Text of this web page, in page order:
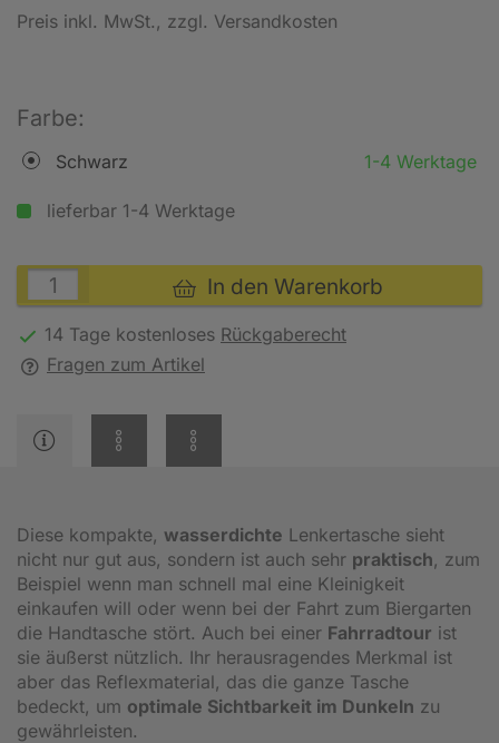
Preis inkl. MwSt., zzgl. Versandkosten
Farbe:
Schwarz 1-4 Werktage
lieferbar 1-4 Werktage
In den Warenkorb
14 Tage kostenloses Rückgaberecht
Fragen zum Artikel
Diese kompakte, wasserdichte Lenkertasche sieht
nicht nur gut aus, sondern ist auch sehr praktisch, zum
Beispiel wenn man schnell mal eine Kleinigkeit
einkaufen will oder wenn bei der Fahrt zum Biergarten
die Handtasche stört. Auch bei einer Fahrradtour ist
sie äußerst nützlich. Ihr herausragendes Merkmal ist
aber das Reflexmaterial, das die ganze Tasche
bedeckt, um optimale Sichtbarkeit im Dunkeln zu
gewährleisten.